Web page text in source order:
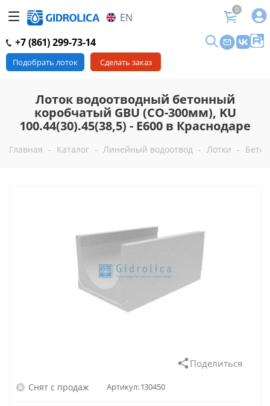
EN
0
+7 (861) 299-73-14
Подобрать лоток Сделать заказ
Лоток водоотводный бетонный
коробчатый GBU (СО-300мм), KU
100.44(30).45(38,5) - E600 в Краснодаре
Главная - Каталог - Линейный водоотвод - Лотки -
Поделиться
Снят с продаж Артикул:130450